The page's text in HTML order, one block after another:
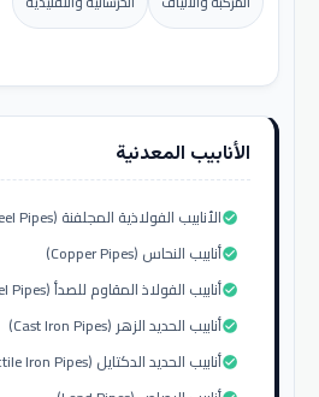
الأنابيب المعدنية
الأنابيب الفولاذية المجلفنة (Galvanized Steel Pipes)check_circle
أنابيب النحاس (Copper Pipes)check_circle
أنابيب الفولاذ المقاوم للصدأ (Stainless Steel Pipes)check_circle
أنابيب الحديد الزهر (Cast Iron Pipes)check_circle
أنابيب الحديد الدكتايل (Ductile Iron Pipes)check_circle